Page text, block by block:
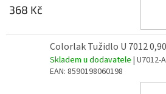
368 Kč
Colorlak Tužidlo U 7012
Skladem u dodavatele | U7012-
EAN: 8590198060198